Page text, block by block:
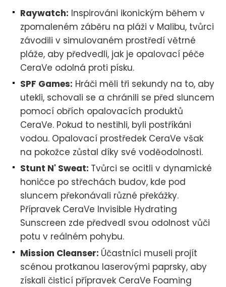
Raywatch: Inspirováni ikonickým během v
zpomaleném záběru na pláži v Malibu, tvůrci
závodili v simulovaném prostředí větrné
pláže, aby předvedli, jak je opalovací péče
CeraVe odolná proti písku.
SPF Games: Hráči měli tři sekundy na to, aby
utekli, schovali se a chránili se před sluncem
pomocí obřích opalovacích produktů
CeraVe. Pokud to nestihli, byli postříkáni
vodou. Opalovací prostředek CeraVe však
na pokožce zůstal díky své voděodolnosti.
Stunt N' Sweat: Tvůrci se ocitli v dynamické
honičce po střechách budov, kde pod
sluncem překonávali různé překážky.
Přípravek CeraVe Invisible Hydrating
Sunscreen zde předvedl svou odolnost vůči
potu v reálném pohybu.
Mission Cleanser: Účastníci museli projít
scénou protkanou laserovými paprsky, aby
získali čisticí přípravek CeraVe Foaming